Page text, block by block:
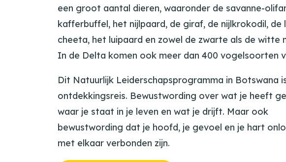
een groot aantal dieren, waaronder de savanne-
kafferbuffel, het nijlpaard, de giraf, de nijlkrokodil, de
cheeta, het luipaard en zowel de zwarte als de witte
In de Delta komen ook meer dan 400 vogelsoorten
Dit Natuurlijk Leiderschapsprogramma in Botswana
ontdekkingsreis. Bewustwording over wat je heeft
waar je staat in je leven en wat je drijft. Maar ook
bewustwording dat je hoofd, je gevoel en je hart
met elkaar verbonden zijn.